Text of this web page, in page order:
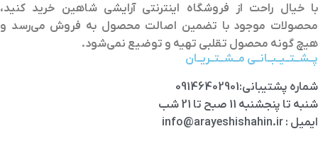
با خیال راحت از فروشگاه اینترنتی آرایشی شاهین خرید کنید،
محصولات موجود با تضمین اصالت محصول به فروش می‌رسد و
هیچ گونه محصول تقلبی تهیه و توضیع نمی‌شود.
پــشــتــیــبــانــی مــشــتــریــان
شماره پشتیبانی:09146402901
شنبه تا پنجشنبه 11 صبح تا 21 شب
ایمیل : info@arayeshishahin.ir